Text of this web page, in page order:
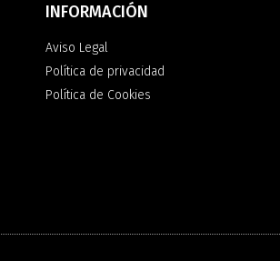
INFORMACIÓN
Aviso Legal
Política de privacidad
Política de Cookies